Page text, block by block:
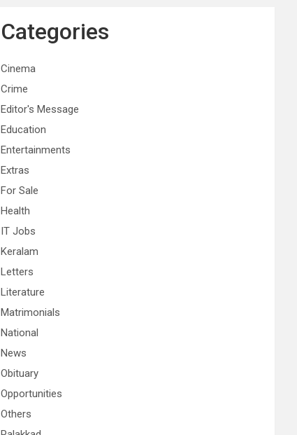
Categories
Cinema
Crime
Editor's Message
Education
Entertainments
Extras
For Sale
Health
IT Jobs
Keralam
Letters
Literature
Matrimonials
National
News
Obituary
Opportunities
Others